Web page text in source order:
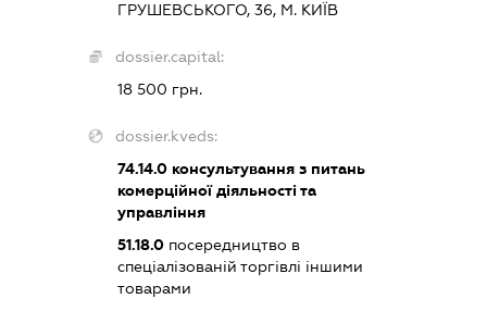
ГРУШЕВСЬКОГО, 36, М. КИЇВ
dossier.capital:
18 500 грн.
dossier.kveds:
74.14.0 консультування з питань
комерційної діяльності та
управління
51.18.0 посередництво в
спеціалізованій торгівлі іншими
товарами